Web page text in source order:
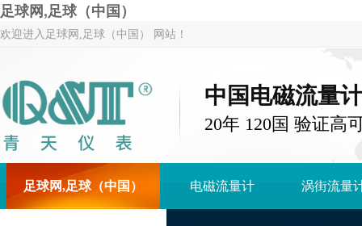
足球网,足球（中国）
欢迎进入足球网,足球（中国） 网站！
中国电磁流量
20年 120国 验证高
足球网,足球（中国） 电磁流量计 涡街流量